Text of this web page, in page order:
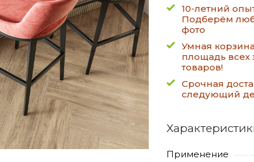
10-летний
Подберём
фото
Умная
площадь всех
товаров!
Срочная
следующий
Применение